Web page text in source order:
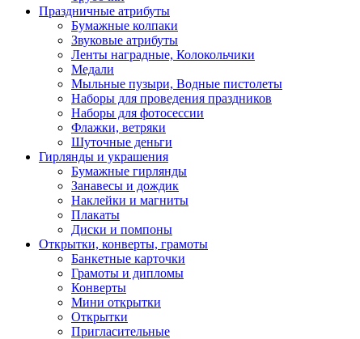
Праздничные атрибуты
Бумажные колпаки
Звуковые атрибуты
Ленты наградные, Колокольчики
Медали
Мыльные пузыри, Водные пистолеты
Наборы для проведения праздников
Наборы для фотосессии
Флажки, ветряки
Шуточные деньги
Гирлянды и украшения
Бумажные гирлянды
Занавесы и дождик
Наклейки и магниты
Плакаты
Диски и помпоны
Открытки, конверты, грамоты
Банкетные карточки
Грамоты и дипломы
Конверты
Мини открытки
Открытки
Пригласительные